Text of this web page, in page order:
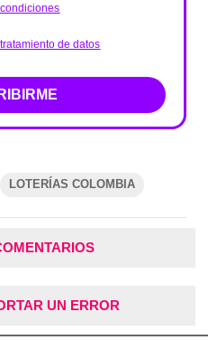
de datos
LOTERÍAS COLOMBIA
UN ERROR